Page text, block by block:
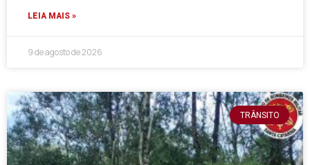
LEIA MAIS »
9 de agosto de 2026
TRÂNSITO